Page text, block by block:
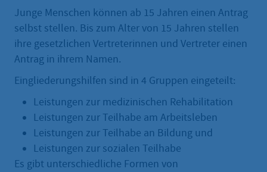
Junge Menschen können ab 15 Jahren einen Antrag
selbst stellen. Bis zum Alter von 15 Jahren stellen
ihre gesetzlichen Vertreterinnen und Vertreter einen
Antrag in ihrem Namen.
Eingliederungshilfen sind in 4 Gruppen eingeteilt:
Leistungen zur medizinischen Rehabilitation
Leistungen zur Teilhabe am Arbeitsleben
Leistungen zur Teilhabe an Bildung und
Leistungen zur sozialen Teilhabe
Es gibt unterschiedliche Formen von